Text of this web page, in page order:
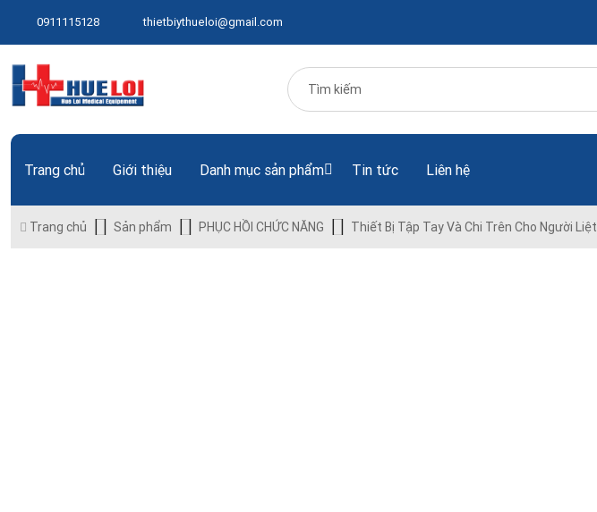
0911115128 thietbiythueloi@gmail.com
Trang chủ Giới thiệu Danh mục sản phẩm Tin tức Liên hệ
Trang chủ Sản phẩm PHỤC HỒI CHỨC NĂNG Thiết Bị Tập Tay Và Chi Trên Cho Người Liệt